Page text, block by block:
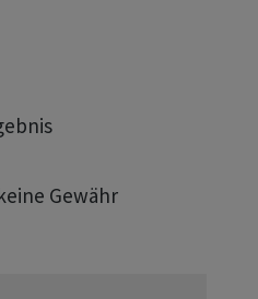
Gewähr